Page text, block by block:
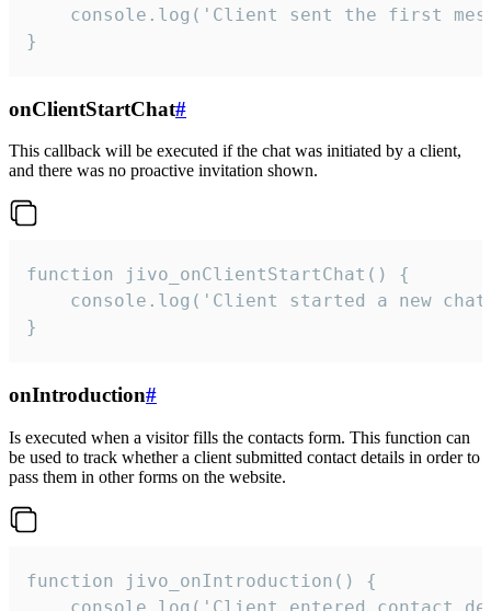
console.log('Client sent the first
}
onClientStartChat#
This callback will be executed if the chat was initiated by a client,
and there was no proactive invitation shown.
function jivo_onClientStartChat() {
console.log('Client started a new
}
onIntroduction#
Is executed when a visitor fills the contacts form. This function can
be used to track whether a client submitted contact details in order to
pass them in other forms on the website.
function jivo_onIntroduction() {